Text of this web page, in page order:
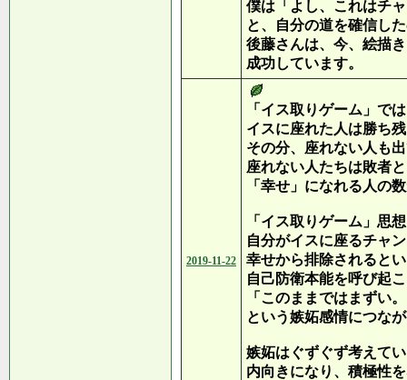
僕は「よし、これはチ
と、自分の道を確信し
後藤さんは、今、絵描
成功しています。
2019-11-22
「イス取りゲーム」で
イスに座れた人は勝ち
その分、座れない人も
座れない人たちは敗者
「幸せ」になれる人の
「イス取りゲーム」思
自分がイスに座るチャ
幸せから排除されると
自己防衛本能を呼び起
「このままではまずい
という嫉妬感情につな
嫉妬はぐずぐず考えて
内向きになり、積極性